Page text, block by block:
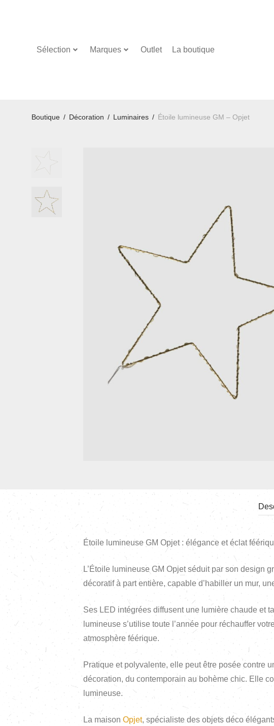
Sélection Marques Outlet La boutique
Boutique / Décoration / Luminaires / Étoile lumineuse GM – Opjet
Étoile lumineuse GM Opjet : élégance et éclat
L’Étoile lumineuse GM Opjet séduit par son design
décoratif à part entière, capable d’habiller un mur,
Ses LED intégrées diffusent une lumière chaude et
lumineuse s’utilise toute l’année pour réchauffer
atmosphère féérique.
Pratique et polyvalente, elle peut être posée contre
décoration, du contemporain au bohème chic. Elle
lumineuse.
La maison Opjet, spécialiste des objets déco